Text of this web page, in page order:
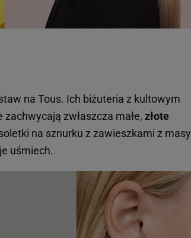
na Tous. Ich biżuteria z kultowym
zwłaszcza małe, złote
na sznurku z zawieszkami z masy
uśmiech.